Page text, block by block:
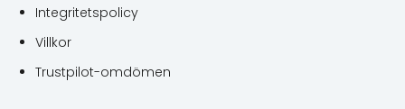
Integritetspolicy
Villkor
Trustpilot-omdömen